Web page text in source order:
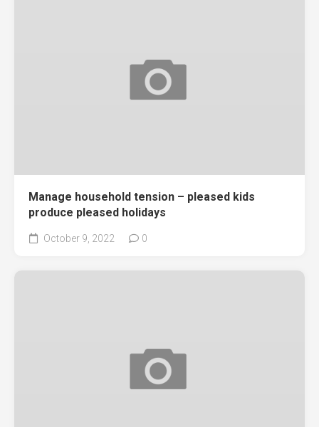
Manage household tension – pleased kids
produce pleased holidays
October 9, 2022 0